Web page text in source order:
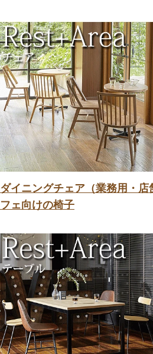
ダイニングチェア（業務用・店
フェ向けの椅子